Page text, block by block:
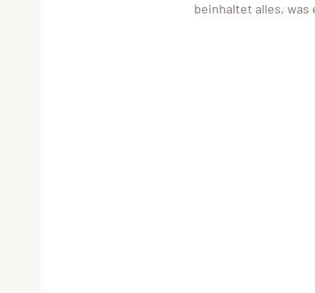
beinhaltet alles,